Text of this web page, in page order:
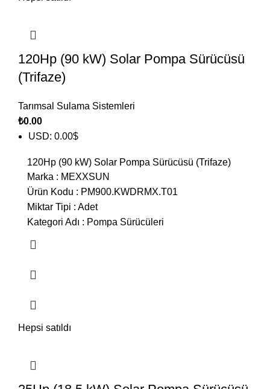
120Hp (90 kW) Solar Pompa Sürücüsü
(Trifaze)
Tarımsal Sulama Sistemleri
₺0.00
USD: 0.00$
120Hp (90 kW) Solar Pompa Sürücüsü (Trifaze)
Marka : MEXXSUN
Ürün Kodu : PM900.KWDRMX.T01
Miktar Tipi : Adet
Kategori Adı : Pompa Sürücüleri
Hepsi satıldı